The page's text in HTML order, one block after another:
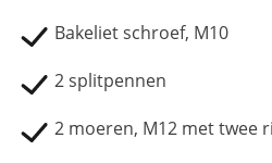
Bakeliet schroef, M10
2 splitpennen
2 moeren, M12 met twee